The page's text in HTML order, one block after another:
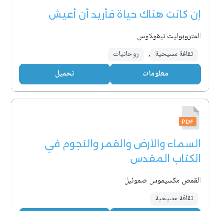
إن كانت هناك حياة فأريد أن أعيش
المتروبوليت نيقولاوس
ثقافة مسيحية , روحانيات
معلومات تحميل
السماء والأرض والقمر والنجوم في
الكتاب المقدس
القمص مكسيموس صموئيل
ثقافة مسيحية